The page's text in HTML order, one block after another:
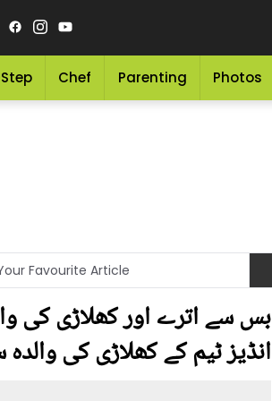
Chef Parenting Photos
بس سے اترے اور کھلاڑی کی
انڈیز ٹیم کے کھلاڑی کی